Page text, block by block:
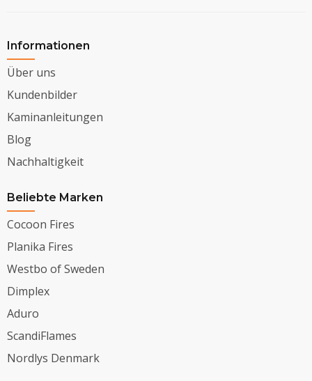
Informationen
Über uns
Kundenbilder
Kaminanleitungen
Blog
Nachhaltigkeit
Beliebte Marken
Cocoon Fires
Planika Fires
Westbo of Sweden
Dimplex
Aduro
ScandiFlames
Nordlys Denmark